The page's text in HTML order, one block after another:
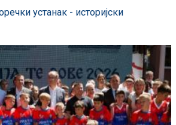
устанак - историјски